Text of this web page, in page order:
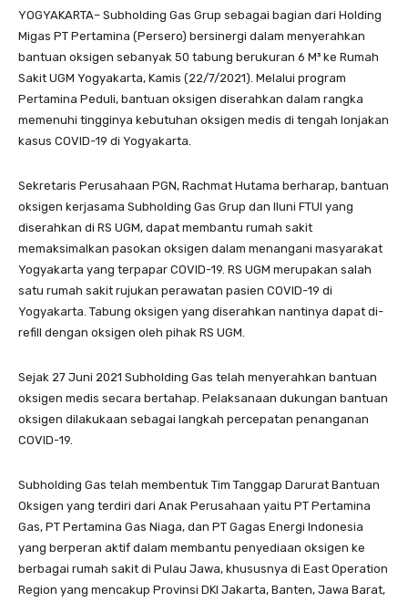
YOGYAKARTA– Subholding Gas Grup sebagai bagian dari Holding
Migas PT Pertamina (Persero) bersinergi dalam menyerahkan
bantuan oksigen sebanyak 50 tabung berukuran 6 M³ ke Rumah
Sakit UGM Yogyakarta, Kamis (22/7/2021). Melalui program
Pertamina Peduli, bantuan oksigen diserahkan dalam rangka
memenuhi tingginya kebutuhan oksigen medis di tengah lonjakan
kasus COVID-19 di Yogyakarta.
Sekretaris Perusahaan PGN, Rachmat Hutama berharap, bantuan
oksigen kerjasama Subholding Gas Grup dan Iluni FTUI yang
diserahkan di RS UGM, dapat membantu rumah sakit
memaksimalkan pasokan oksigen dalam menangani masyarakat
Yogyakarta yang terpapar COVID-19. RS UGM merupakan salah
satu rumah sakit rujukan perawatan pasien COVID-19 di
Yogyakarta. Tabung oksigen yang diserahkan nantinya dapat di-
refill dengan oksigen oleh pihak RS UGM.
Sejak 27 Juni 2021 Subholding Gas telah menyerahkan bantuan
oksigen medis secara bertahap. Pelaksanaan dukungan bantuan
oksigen dilakukaan sebagai langkah percepatan penanganan
COVID-19.
Subholding Gas telah membentuk Tim Tanggap Darurat Bantuan
Oksigen yang terdiri dari Anak Perusahaan yaitu PT Pertamina
Gas, PT Pertamina Gas Niaga, dan PT Gagas Energi Indonesia
yang berperan aktif dalam membantu penyediaan oksigen ke
berbagai rumah sakit di Pulau Jawa, khususnya di East Operation
Region yang mencakup Provinsi DKI Jakarta, Banten, Jawa Barat,